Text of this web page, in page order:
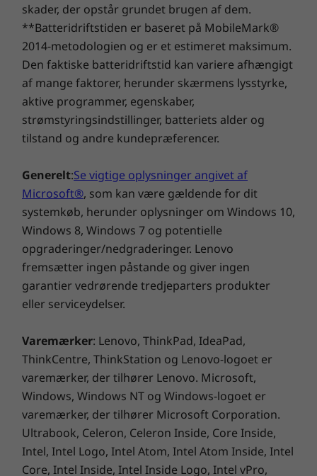
Selv sikkerheden er smartere
Den bærbare ThinkPad X1 Yoga Gen 6 2-i-1-
computer holder dine data og din enhed
beskyttet ved hjælp af en opdateret pakke med
indbyggede ThinkShield-sikkerhedsløsninger.
Biometri giver en ekstra sikker
fingeraftrykslæser, der er integreret med
tænd/sluk-knappen - log ind, og start med det
menneskelig tilstedeværelse låser automatisk
din enhed, når du bevæger dig væk, og i
kombination med det infrarøde kamera
muliggør det zero touch-login selv fra
dvaletilstand. Hvis du vælger PrivacyGuard-
skærmen, kan du sikre, at nysgerrige øjne ikke
kan se, hvad der er på din skærm.
USB-portoverførselshastigheder er omtrentlige og afhænger af mange faktorer, såsom
behandlingsfunktion for vært/eksterne enheder, filattributter, systemkonfiguration og
driftsmiljøer. Faktiske hastigheder vil variere og kan være mindre end forventet.
Tastatur
Tåler spildt væske
Farvetilpasset tastatur med bredere 110 mm / 4,33"
Baggrundsbelyst med hvidt LED-lys
Opkaldskontroltaster (F9-F11)
Strømforsyning
USB-C 65 W (understøtter hurtig opladning)
Penne
Integreret ThinkPad Pen Pro
Ekstraudstyr: ThinkPad Active Pen
Understøttet docking
USB-C-dock
ThinkPad Thunderbolt™ 4 Dock
Dockingstationer sælges separat.
skader, der opstår grundet brugen af dem.
**Batteridriftstiden er baseret på MobileMark®
2014-metodologien og er et estimeret maksimum.
Den faktiske batteridriftstid kan variere afhængigt
af mange faktorer, herunder skærmens lysstyrke,
aktive programmer, egenskaber,
strømstyringsindstillinger, batteriets alder og
tilstand og andre kundepræferencer.
Generelt:Se vigtige oplysninger angivet af
Microsoft®, som kan være gældende for dit
systemkøb, herunder oplysninger om Windows 10,
Windows 8, Windows 7 og potentielle
opgraderinger/nedgraderinger. Lenovo
fremsætter ingen påstande og giver ingen
garantier vedrørende tredjeparters produkter
eller serviceydelser.
Varemærker: Lenovo, ThinkPad, IdeaPad,
ThinkCentre, ThinkStation og Lenovo-logoet er
varemærker, der tilhører Lenovo. Microsoft,
Windows, Windows NT og Windows-logoet er
varemærker, der tilhører Microsoft Corporation.
Ultrabook, Celeron, Celeron Inside, Core Inside,
Intel, Intel Logo, Intel Atom, Intel Atom Inside, Intel
Core, Intel Inside, Intel Inside Logo, Intel vPro,